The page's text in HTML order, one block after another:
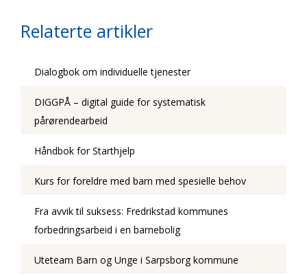
Relaterte artikler
Dialogbok om individuelle tjenester
DIGGPÅ – digital guide for systematisk
pårørendearbeid
Håndbok for Starthjelp
Kurs for foreldre med barn med spesielle behov
Fra avvik til suksess: Fredrikstad kommunes
forbedringsarbeid i en barnebolig
Uteteam Barn og Unge i Sarpsborg kommune